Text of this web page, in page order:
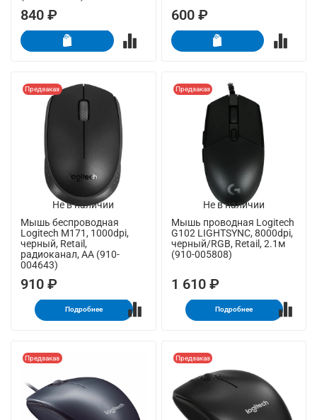
840 ₽ 600 ₽
Не в наличии
Предзаказ
Мышь беспроводная
Logitech M171, 1000dpi,
черный, Retail,
радиоканал, AA (910-
004643)
910 ₽
Подробнее
Не в наличии
Предзаказ
Мышь проводная Logitech
G102 LIGHTSYNC, 8000dpi,
черный/RGB, Retail, 2.1м
(910-005808)
1 610 ₽
Подробнее
Предзаказ Предзаказ